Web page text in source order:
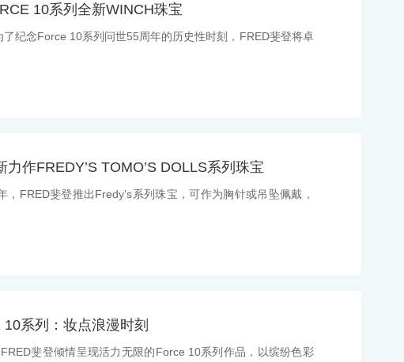
10系列全新WINCH珠宝
了纪念Force 10系列问世55周年的历史性时刻，FRED斐登将卓
作FREDY’S TOMO’S DOLLS系列珠宝
，FRED斐登推出Fredy’s系列珠宝，可作为胸针或吊坠佩戴，
系列：妆点浪漫时刻
斐登倾情呈现活力无限的Force 10系列作品，以缤纷色彩